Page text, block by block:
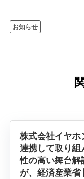
お知らせ
株式会社イヤホ
連携して取り組
性の高い舞台解
が、経済産業